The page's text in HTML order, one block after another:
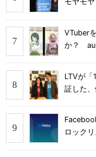
VTuber
か？ au
LTVが
証した
ロック